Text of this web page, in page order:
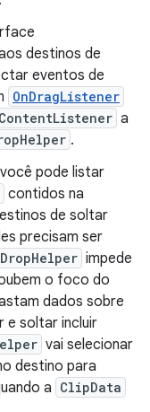
destinos de
eventos de
OnDragListener
a
.
pode listar
contidos na
de soltar
precisam ser
DropHelper impede
o foco do
dados sobre
e soltar incluir
vai selecionar
destino para
a ClipData